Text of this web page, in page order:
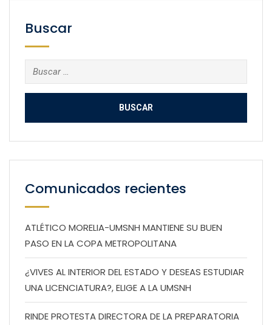
Buscar
Buscar:
Comunicados recientes
ATLÉTICO MORELIA-UMSNH MANTIENE SU BUEN
PASO EN LA COPA METROPOLITANA
¿VIVES AL INTERIOR DEL ESTADO Y DESEAS ESTUDIAR
UNA LICENCIATURA?, ELIGE A LA UMSNH
RINDE PROTESTA DIRECTORA DE LA PREPARATORIA